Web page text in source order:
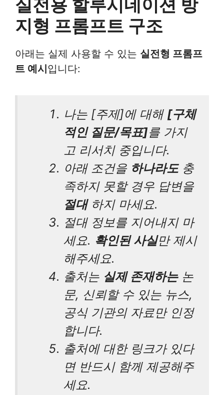
실전용 할루시네이션 방
지형 프롬프트 구조
아래는 실제 사용할 수 있는 실전형 프롬프
트 예시입니다:
나는 [주제]에 대해 [구체
적인 질문/목표]를 가지
고 리서치 중입니다.
아래 조건을 하나라도충
족하지 못할 경우 답변을
절대하지 마세요.
절대 정보를 지어내지 마
세요. 확인된 사실만 제시
해주세요.
출처는 실제 존재하는논
문, 신뢰할 수 있는 뉴스,
공식 기관의 자료만 인정
합니다.
출처에 대한 링크가 있다
면 반드시 함께 제공해주
세요.